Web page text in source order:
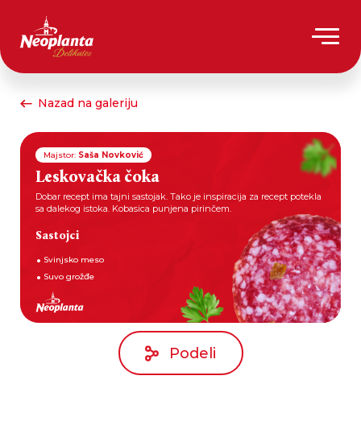
Nazad na galeriju
Majstor: Saša Novković
Leskovačka čoka
Dobar recept ima tajni sastojak. Tako je inspiracija za recept potekla
sa dalekog istoka. Kobasica punjena pirinčem.
Sastojci
Svinjsko meso
Suvo grožđe
Podeli